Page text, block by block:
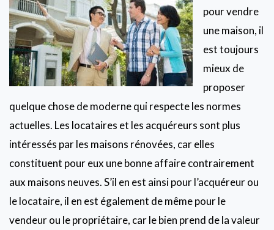
pour vendre
une maison, il
est toujours
mieux de
proposer
quelque chose de moderne qui respecte les normes
actuelles. Les locataires et les acquéreurs sont plus
intéressés par les maisons rénovées, car elles
constituent pour eux une bonne affaire contrairement
aux maisons neuves. S’il en est ainsi pour l’acquéreur ou
le locataire, il en est également de même pour le
vendeur ou le propriétaire, car le bien prend de la valeur